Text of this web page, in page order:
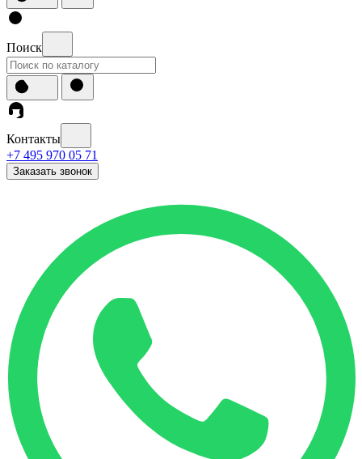
Поиск
Контакты
+7 495 970 05 71
Заказать звонок